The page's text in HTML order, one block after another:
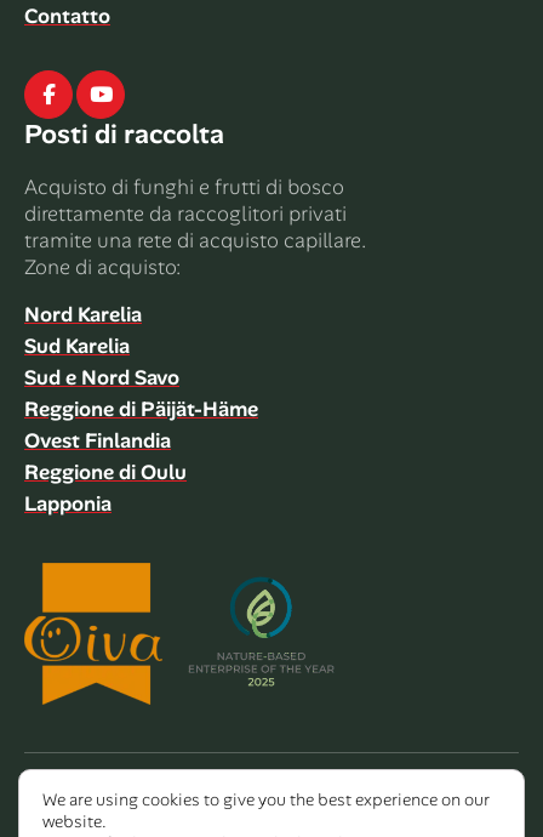
Contatto
FacebookYoutube
Posti di raccolta
Acquisto di funghi e frutti di bosco
direttamente da raccoglitori privati ​​
tramite una rete di acquisto capillare.
Zone di acquisto:
Nord Karelia
Sud Karelia
Sud e Nord Savo
Reggione di Päijät-Häme
Ovest Finlandia
Reggione di Oulu
Lapponia
Copyright 2026 Dalla Valle Oy
We are using cookies to give you the best experience on our
website.